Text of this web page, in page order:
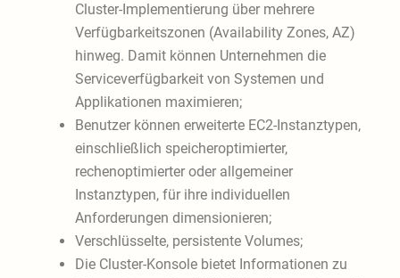
Cluster-Implementierung über mehrere
Verfügbarkeitszonen (Availability Zones, AZ)
hinweg. Damit können Unternehmen die
Serviceverfügbarkeit von Systemen und
Applikationen maximieren;
Benutzer können erweiterte EC2-Instanztypen,
einschließlich speicheroptimierter,
rechenoptimierter oder allgemeiner
Instanztypen, für ihre individuellen
Anforderungen dimensionieren;
Verschlüsselte, persistente Volumes;
Die Cluster-Konsole bietet Informationen zu